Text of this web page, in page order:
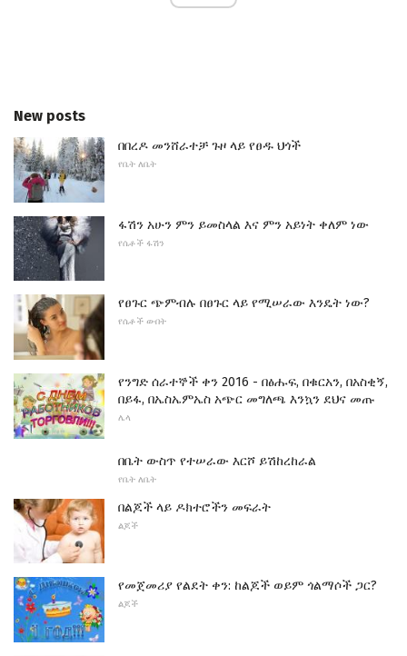
New posts
በበረዶ መንሸራተቻ ጉዞ ላይ የፀዱ ህጎች
የቤት ለቤት
ፋሽን አሁን ምን ይመስላል እና ምን አይነት ቀለም ነው
የሴቶች ፋሽን
የፀጉር ጭምብሉ በፀጉር ላይ የሚሠራው እንዴት ነው?
የሴቶች ውበት
የንግድ ሰራተኞች ቀን 2016 - በፅሑፍ, በቁርአን, በአስቂኝ,
በይፋ, በኤስኤምኤስ አጭር መግለጫ እንኳን ደህና መጡ
ሌላ
በቤት ውስጥ የተሠራው እርሾ ይሽከረከራል
የቤት ለቤት
በልጆች ላይ ዶክተሮችን መፍራት
ልጆች
የመጀመሪያ የልደት ቀን: ከልጆች ወይም ጎልማሶች ጋር?
ልጆች